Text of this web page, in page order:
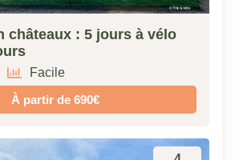
châteaux : 5 jours à vélo
Facile
À partir de 690€